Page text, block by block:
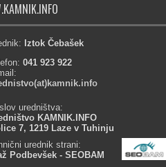
Iztok Čebašek
041 923 922
uredništva:
KAMNIK.INFO
7, 1219 Laze v Tuhinju
urednik strani:
Podbevšek - SEOBAM